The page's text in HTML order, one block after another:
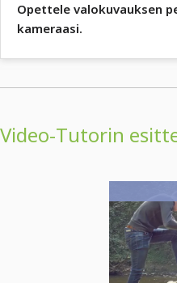
Opettele valokuvauksen
kameraasi.
Video-Tutorin